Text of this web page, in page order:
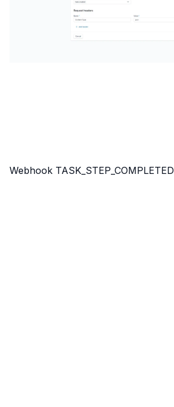
Webhook TASK_STEP_COMPLETED